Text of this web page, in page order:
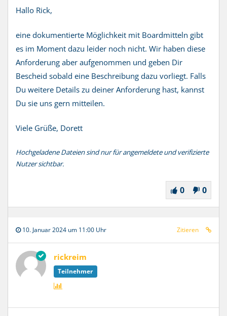
Hallo Rick,
eine dokumentierte Möglichkeit mit Boardmitteln gibt
es im Moment dazu leider noch nicht. Wir haben diese
Anforderung aber aufgenommen und geben Dir
Bescheid sobald eine Beschreibung dazu vorliegt. Falls
Du weitere Details zu deiner Anforderung hast, kannst
Du sie uns gern mitteilen.
Viele Grüße, Dorett
Hochgeladene Dateien sind nur für angemeldete und verifizierte
Nutzer sichtbar.
0 0
10. Januar 2024 um 11:00 Uhr Zitieren
rickreim
Teilnehmer